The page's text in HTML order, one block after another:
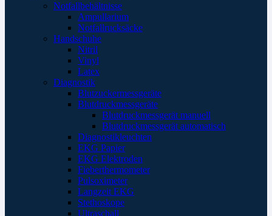
Notfallbehältnisse
Ampullarium
Notfallrucksäcke
Handschuhe
Nitril
Vinyl
Latex
Diagnostik
Blutzuckermessgeräte
Blutdruckmessgeräte
Blutdruckmessgerät manuell
Blutdruckmessgerät automatisch
Diagnostikleuchten
EKG Papier
EKG Elektroden
Fieberthermometer
Pulsoximeter
Langzeit EKG
Stethoskope
Ultraschall